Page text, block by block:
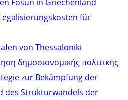
Fosun in Griechenland
für
von Thessaloniki
δημοσιονομικής πολιτικής
zur Bekämpfung der
des Strukturwandels der